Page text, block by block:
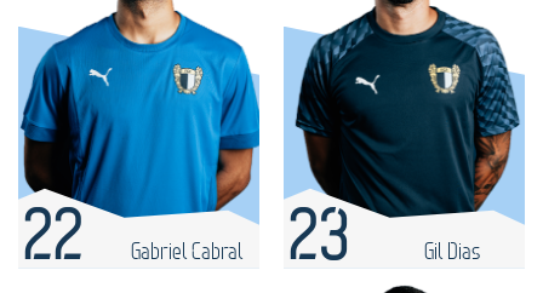
22 Gabriel Cabral 23 Gil Dias